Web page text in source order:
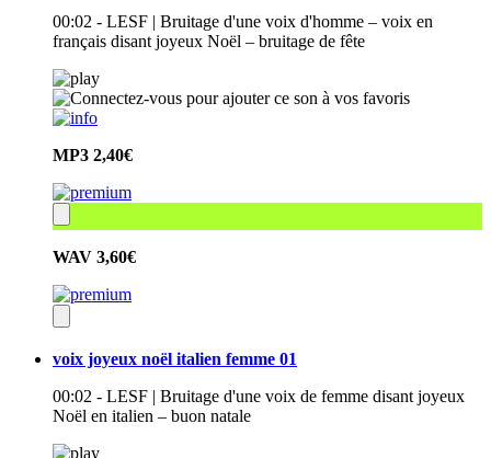
00:02 - LESF | Bruitage d'une voix d'homme – voix en
français disant joyeux Noël – bruitage de fête
MP3 2,40€
WAV 3,60€
voix joyeux noël italien femme 01
00:02 - LESF | Bruitage d'une voix de femme disant joyeux
Noël en italien – buon natale